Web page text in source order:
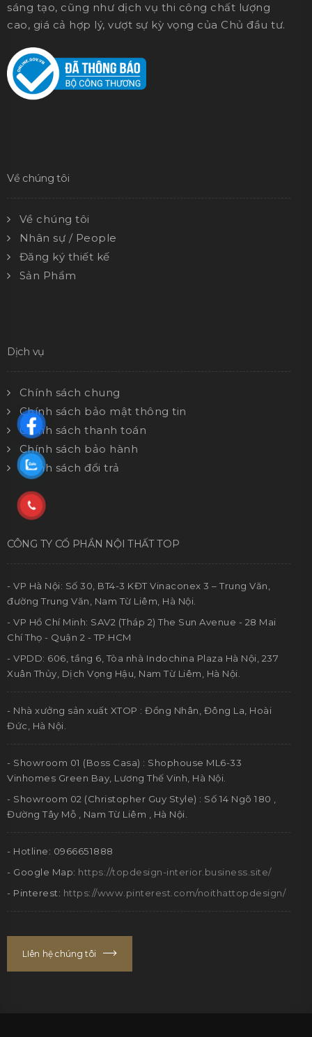
sáng tạo, cũng như dịch vụ thi công chất lượng
cao, giá cả hợp lý, vượt sự kỳ vọng của Chủ đầu tư.
Về chúng tôi
Về chúng tôi
Nhân sự / People
Đăng ký thiết kế
Sản Phẩm
Dịch vụ
Chính sách chung
Chính sách bảo mật thông tin
Chính sách thanh toán
Chính sách bảo hành
Chính sách đổi trả
CÔNG TY CỔ PHẦN NỘI THẤT TOP
- VP Hà Nội: Số 30, BT4-3 KĐT Vinaconex 3 – Trung Văn,
đường Trung Văn, Nam Từ Liêm, Hà Nội.
- VP Hồ Chí Minh: SAV2 (Tháp 2) The Sun Avenue - 28 Mai
Chí Thọ - Quận 2 - TP.HCM
- VPDD: 606, tầng 6, Tòa nhà Indochina Plaza Hà Nội, 237
Xuân Thủy, Dịch Vọng Hậu, Nam Từ Liêm, Hà Nội.
- Nhà xưởng sản xuất XTOP : Đồng Nhân, Đông La, Hoài
Đức, Hà Nội.
- Showroom 01 (Boss Casa) : Shophouse ML6-33
Vinhomes Green Bay, Lương Thế Vinh, Hà Nội.
- Showroom 02 (Christopher Guy Style) : Số 14 Ngõ 180 ,
Đường Tây Mỗ , Nam Từ Liêm , Hà Nội.
- Hotline: 0966651888
- Google Map: https://topdesign-interior.business.site/
- Pinterest: https://www.pinterest.com/noithattopdesign/
LIên hệ chúng tôi